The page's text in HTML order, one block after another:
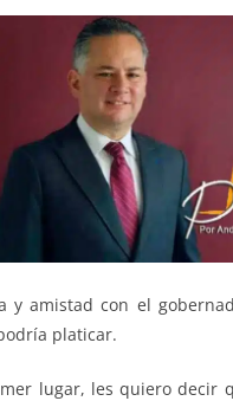
y amistad con el
platicar.
lugar, les quiero decir